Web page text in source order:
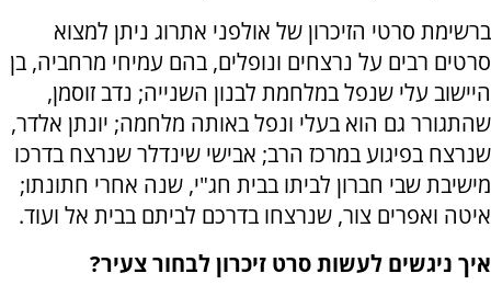
ברשימת סרטי הזיכרון של אולפני אתרוג ניתן למצוא
סרטים רבים על נרצחים ונופלים, בהם עמיחי מרחביה, בן
היישוב עלי שנפל במלחמת לבנון השנייה; נדב זוסמן,
שהתגורר גם הוא בעלי ונפל באותה מלחמה; יונתן אלדר,
שנרצח בפיגוע במרכז הרב; אבישי שינדלר שנרצח בדרכו
מישיבת שבי חברון לביתו בבית חג"י, שנה אחרי חתונתו;
איטה ואפרים צור, שנרצחו בדרכם לביתם בבית אל ועוד.
איך ניגשים לעשות סרט זיכרון לבחור צעיר?